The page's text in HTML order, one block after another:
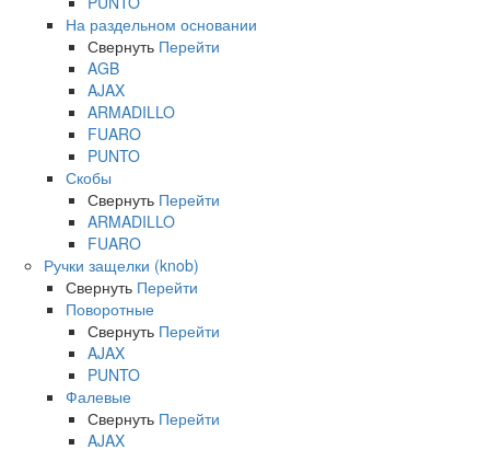
На раздельном основании
Свернуть Перейти
AGB
AJAX
ARMADILLO
FUARO
PUNTO
Скобы
Свернуть Перейти
ARMADILLO
FUARO
Ручки защелки (knob)
Свернуть Перейти
Поворотные
Свернуть Перейти
AJAX
PUNTO
Фалевые
Свернуть Перейти
AJAX